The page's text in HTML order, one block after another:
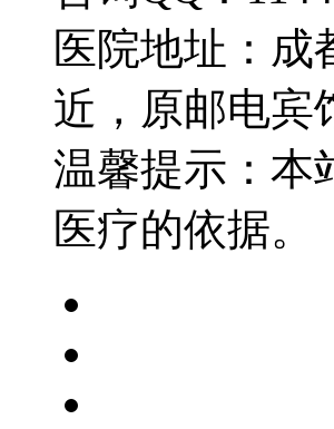
医院地址：成
近，原邮电宾
温馨提示：本
医疗的依据。